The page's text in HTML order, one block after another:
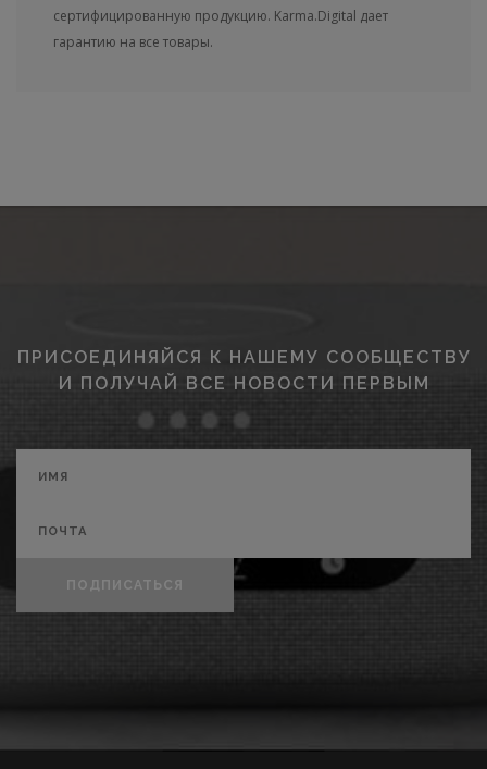
сертифицированную продукцию. Karma.Digital дает
гарантию на все товары.
ПРИСОЕДИНЯЙСЯ К НАШЕМУ СООБЩЕСТВУ
И ПОЛУЧАЙ ВСЕ НОВОСТИ ПЕРВЫМ
ПОДПИСАТЬСЯ